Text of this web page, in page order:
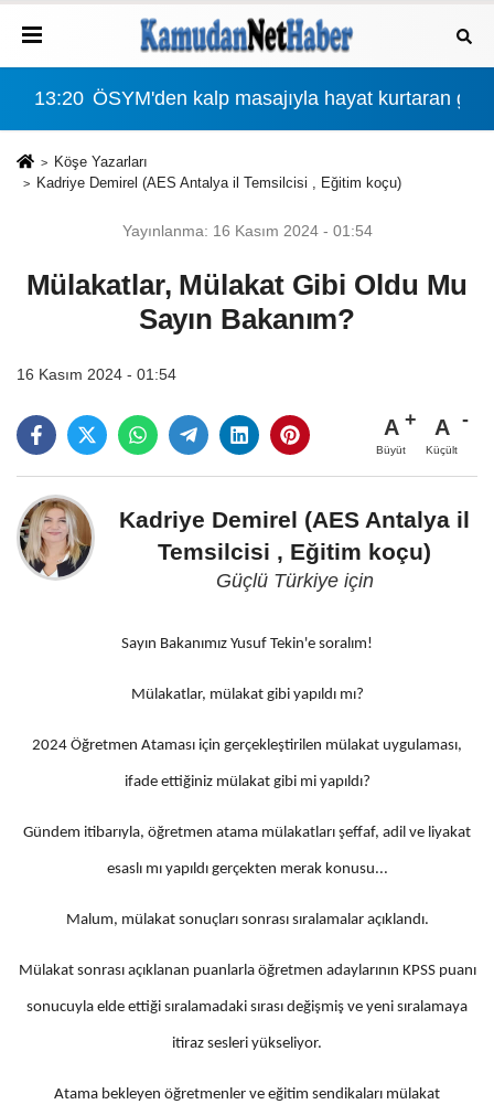
13:20 ÖSYM'den kalp masajıyla hayat kurtaran
Köşe Yazarları
Kadriye Demirel (AES Antalya il Temsilcisi , Eğitim koçu)
Yayınlanma: 16 Kasım 2024 - 01:54
Mülakatlar, Mülakat Gibi Oldu Mu
Sayın Bakanım?
16 Kasım 2024 - 01:54
A
Büyüt
A
Küçült
Kadriye Demirel (AES Antalya il
Temsilcisi , Eğitim koçu)
Güçlü Türkiye için
Sayın Bakanımız Yusuf Tekin'e soralım!
Mülakatlar, mülakat gibi yapıldı mı?
2024 Öğretmen Ataması için gerçekleştirilen mülakat uygulaması,
ifade ettiğiniz mülakat gibi mi yapıldı?
Gündem itibarıyla, öğretmen atama mülakatları şeffaf, adil ve liyakat
esaslı mı yapıldı gerçekten merak konusu...
Malum, mülakat sonuçları sonrası sıralamalar açıklandı.
Mülakat sonrası açıklanan puanlarla öğretmen adaylarının KPSS puanı
sonucuyla elde ettiği sıralamadaki sırası değişmiş ve yeni sıralamaya
itiraz sesleri yükseliyor.
Atama bekleyen öğretmenler ve eğitim sendikaları mülakat